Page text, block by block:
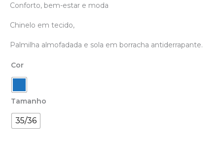
Conforto, bem-estar e moda
Chinelo em tecido,
Palmilha almofadada e sola em borracha antiderrapante.
Cor
Tamanho
35/36